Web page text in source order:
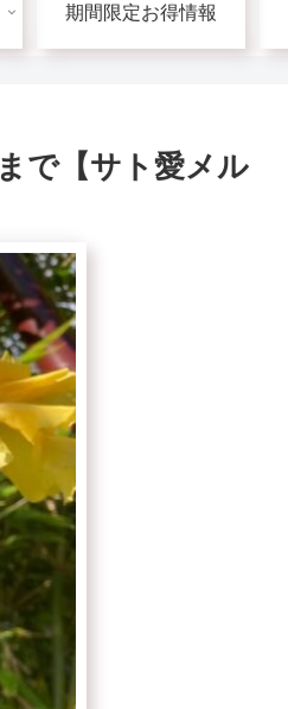
期間限定お得情報
で【サト愛メル